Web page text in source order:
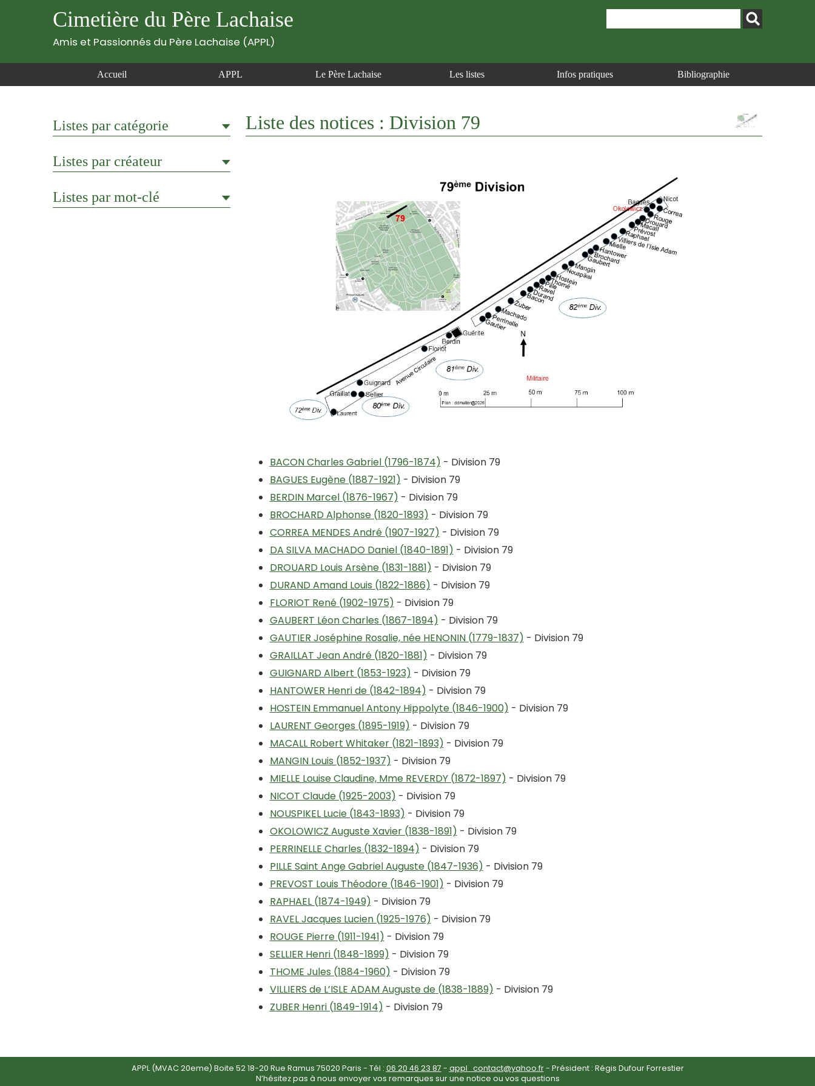
Cimetière du Père Lachaise
Amis et Passionnés du Père Lachaise (APPL)
Accueil APPL Le Père Lachaise Les listes Infos pratiques Bibliographie
Listes par catégorie
Listes par créateur
Listes par mot-clé
Liste des notices : Division 79
BACON Charles Gabriel (1796-1874) - Division 79
BAGUES Eugène (1887-1921) - Division 79
BERDIN Marcel (1876-1967) - Division 79
BROCHARD Alphonse (1820-1893) - Division 79
CORREA MENDES André (1907-1927) - Division 79
DA SILVA MACHADO Daniel (1840-1891) - Division 79
DROUARD Louis Arsène (1831-1881) - Division 79
DURAND Amand Louis (1822-1886) - Division 79
FLORIOT René (1902-1975) - Division 79
GAUBERT Léon Charles (1867-1894) - Division 79
GAUTIER Joséphine Rosalie, née HENONIN (1779-1837) - Division 79
GRAILLAT Jean André (1820-1881) - Division 79
GUIGNARD Albert (1853-1923) - Division 79
HANTOWER Henri de (1842-1894) - Division 79
HOSTEIN Emmanuel Antony Hippolyte (1846-1900) - Division 79
LAURENT Georges (1895-1919) - Division 79
MACALL Robert Whitaker (1821-1893) - Division 79
MANGIN Louis (1852-1937) - Division 79
MIELLE Louise Claudine, Mme REVERDY (1872-1897) - Division 79
NICOT Claude (1925-2003) - Division 79
NOUSPIKEL Lucie (1843-1893) - Division 79
OKOLOWICZ Auguste Xavier (1838-1891) - Division 79
PERRINELLE Charles (1832-1894) - Division 79
PILLE Saint Ange Gabriel Auguste (1847-1936) - Division 79
PREVOST Louis Théodore (1846-1901) - Division 79
RAPHAEL (1874-1949) - Division 79
RAVEL Jacques Lucien (1925-1976) - Division 79
ROUGE Pierre (1911-1941) - Division 79
SELLIER Henri (1848-1899) - Division 79
THOME Jules (1884-1960) - Division 79
VILLIERS de L’ISLE ADAM Auguste de (1838-1889) - Division 79
ZUBER Henri (1849-1914) - Division 79
APPL (MVAC 20eme) Boite 52 18-20 Rue Ramus 75020 Paris - Tél : 06 20 46 23 87 - appl_contact@yahoo.fr- Président : Régis Dufour Forrestier
N’hésitez pas à nous envoyer vos remarques sur une notice ou vos questions